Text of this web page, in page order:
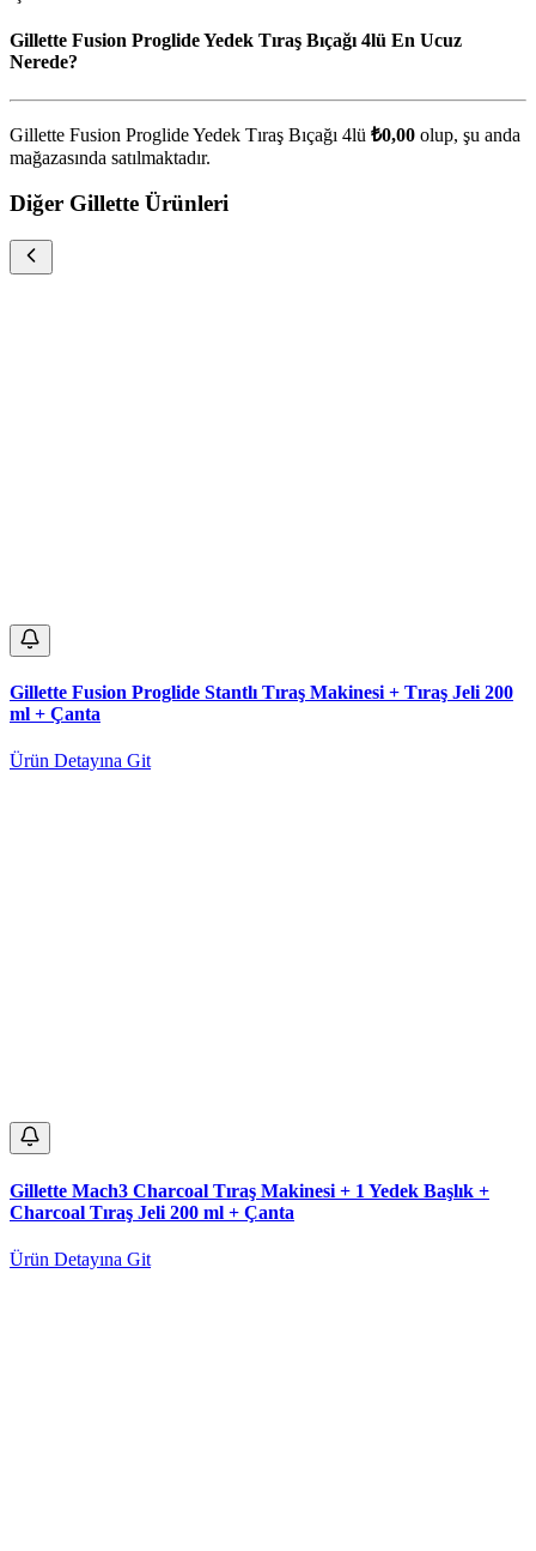
Gillette Fusion Proglide Yedek Tıraş Bıçağı 4lü En Ucuz
Nerede?
Gillette Fusion Proglide Yedek Tıraş Bıçağı 4lü ₺0,00 olup, şu anda
mağazasında satılmaktadır.
Diğer Gillette Ürünleri
Gillette Fusion Proglide Stantlı Tıraş Makinesi + Tıraş Jeli 200
ml + Çanta
Ürün Detayına Git
Gillette Mach3 Charcoal Tıraş Makinesi + 1 Yedek Başlık +
Charcoal Tıraş Jeli 200 ml + Çanta
Ürün Detayına Git